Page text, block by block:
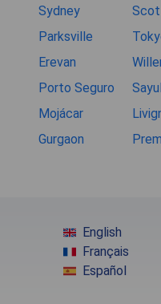
Sydney
Parksville
Erevan
Porto Seguro
Mojácar
Gurgaon
English
Français
Español